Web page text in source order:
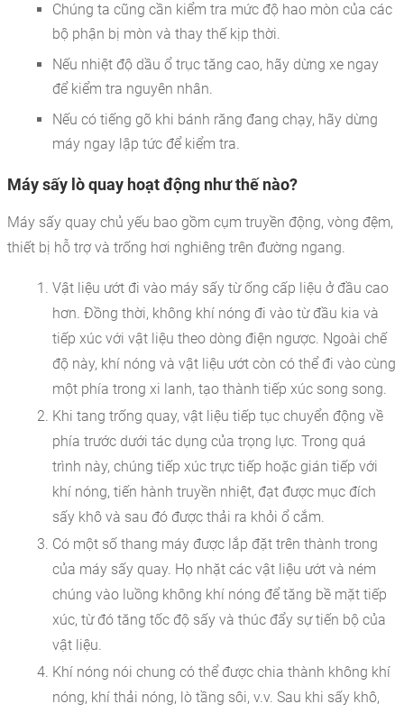
Chúng ta cũng cần kiểm tra mức độ hao mòn của các
bộ phận bị mòn và thay thế kịp thời.
Nếu nhiệt độ dầu ổ trục tăng cao, hãy dừng xe ngay
để kiểm tra nguyên nhân.
Nếu có tiếng gõ khi bánh răng đang chạy, hãy dừng
máy ngay lập tức để kiểm tra.
Máy sấy lò quay hoạt động như thế nào?
Máy sấy quay chủ yếu bao gồm cụm truyền động, vòng đệm,
thiết bị hỗ trợ và trống hơi nghiêng trên đường ngang.
Vật liệu ướt đi vào máy sấy từ ống cấp liệu ở đầu cao
hơn. Đồng thời, không khí nóng đi vào từ đầu kia và
tiếp xúc với vật liệu theo dòng điện ngược. Ngoài chế
độ này, khí nóng và vật liệu ướt còn có thể đi vào cùng
một phía trong xi lanh, tạo thành tiếp xúc song song.
Khi tang trống quay, vật liệu tiếp tục chuyển động về
phía trước dưới tác dụng của trọng lực. Trong quá
trình này, chúng tiếp xúc trực tiếp hoặc gián tiếp với
khí nóng, tiến hành truyền nhiệt, đạt được mục đích
sấy khô và sau đó được thải ra khỏi ổ cắm.
Có một số thang máy được lắp đặt trên thành trong
của máy sấy quay. Họ nhặt các vật liệu ướt và ném
chúng vào luồng không khí nóng để tăng bề mặt tiếp
xúc, từ đó tăng tốc độ sấy và thúc đẩy sự tiến bộ của
vật liệu.
Khí nóng nói chung có thể được chia thành không khí
nóng, khí thải nóng, lò tầng sôi, v.v. Sau khi sấy khô,